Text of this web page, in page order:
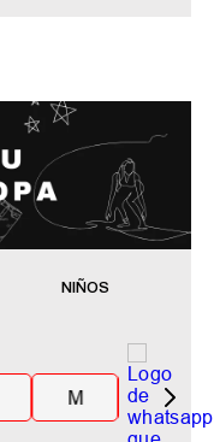
NIÑOS
M